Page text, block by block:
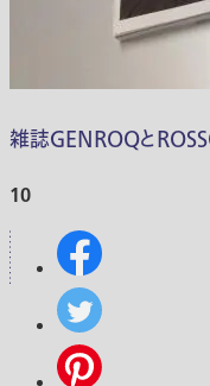
雑誌GENROQと
10